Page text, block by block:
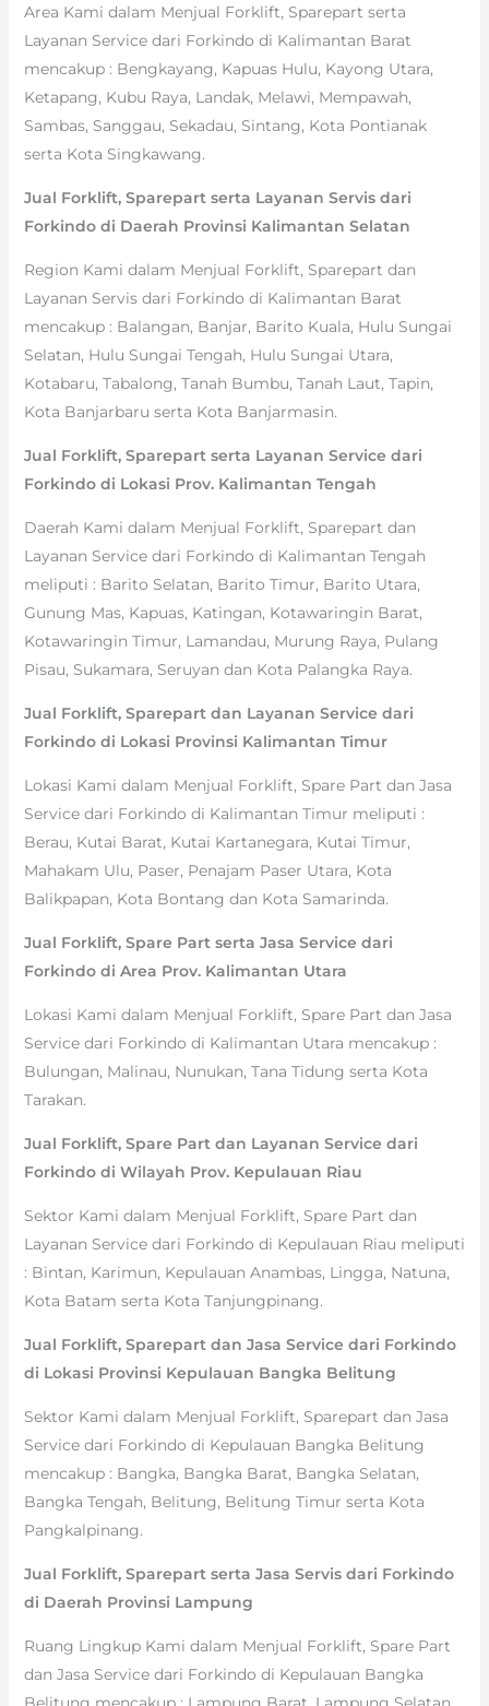
Area Kami dalam Menjual Forklift, Sparepart serta
Layanan Service dari Forkindo di Kalimantan Barat
mencakup : Bengkayang, Kapuas Hulu, Kayong Utara,
Ketapang, Kubu Raya, Landak, Melawi, Mempawah,
Sambas, Sanggau, Sekadau, Sintang, Kota Pontianak
serta Kota Singkawang.
Jual Forklift, Sparepart serta Layanan Servis dari
Forkindo di Daerah Provinsi Kalimantan Selatan
Region Kami dalam Menjual Forklift, Sparepart dan
Layanan Servis dari Forkindo di Kalimantan Barat
mencakup : Balangan, Banjar, Barito Kuala, Hulu Sungai
Selatan, Hulu Sungai Tengah, Hulu Sungai Utara,
Kotabaru, Tabalong, Tanah Bumbu, Tanah Laut, Tapin,
Kota Banjarbaru serta Kota Banjarmasin.
Jual Forklift, Sparepart serta Layanan Service dari
Forkindo di Lokasi Prov. Kalimantan Tengah
Daerah Kami dalam Menjual Forklift, Sparepart dan
Layanan Service dari Forkindo di Kalimantan Tengah
meliputi : Barito Selatan, Barito Timur, Barito Utara,
Gunung Mas, Kapuas, Katingan, Kotawaringin Barat,
Kotawaringin Timur, Lamandau, Murung Raya, Pulang
Pisau, Sukamara, Seruyan dan Kota Palangka Raya.
Jual Forklift, Sparepart dan Layanan Service dari
Forkindo di Lokasi Provinsi Kalimantan Timur
Lokasi Kami dalam Menjual Forklift, Spare Part dan Jasa
Service dari Forkindo di Kalimantan Timur meliputi :
Berau, Kutai Barat, Kutai Kartanegara, Kutai Timur,
Mahakam Ulu, Paser, Penajam Paser Utara, Kota
Balikpapan, Kota Bontang dan Kota Samarinda.
Jual Forklift, Spare Part serta Jasa Service dari
Forkindo di Area Prov. Kalimantan Utara
Lokasi Kami dalam Menjual Forklift, Spare Part dan Jasa
Service dari Forkindo di Kalimantan Utara mencakup :
Bulungan, Malinau, Nunukan, Tana Tidung serta Kota
Tarakan.
Jual Forklift, Spare Part dan Layanan Service dari
Forkindo di Wilayah Prov. Kepulauan Riau
Sektor Kami dalam Menjual Forklift, Spare Part dan
Layanan Service dari Forkindo di Kepulauan Riau meliputi
: Bintan, Karimun, Kepulauan Anambas, Lingga, Natuna,
Kota Batam serta Kota Tanjungpinang.
Jual Forklift, Sparepart dan Jasa Service dari Forkindo
di Lokasi Provinsi Kepulauan Bangka Belitung
Sektor Kami dalam Menjual Forklift, Sparepart dan Jasa
Service dari Forkindo di Kepulauan Bangka Belitung
mencakup : Bangka, Bangka Barat, Bangka Selatan,
Bangka Tengah, Belitung, Belitung Timur serta Kota
Pangkalpinang.
Jual Forklift, Sparepart serta Jasa Servis dari Forkindo
di Daerah Provinsi Lampung
Ruang Lingkup Kami dalam Menjual Forklift, Spare Part
dan Jasa Service dari Forkindo di Kepulauan Bangka